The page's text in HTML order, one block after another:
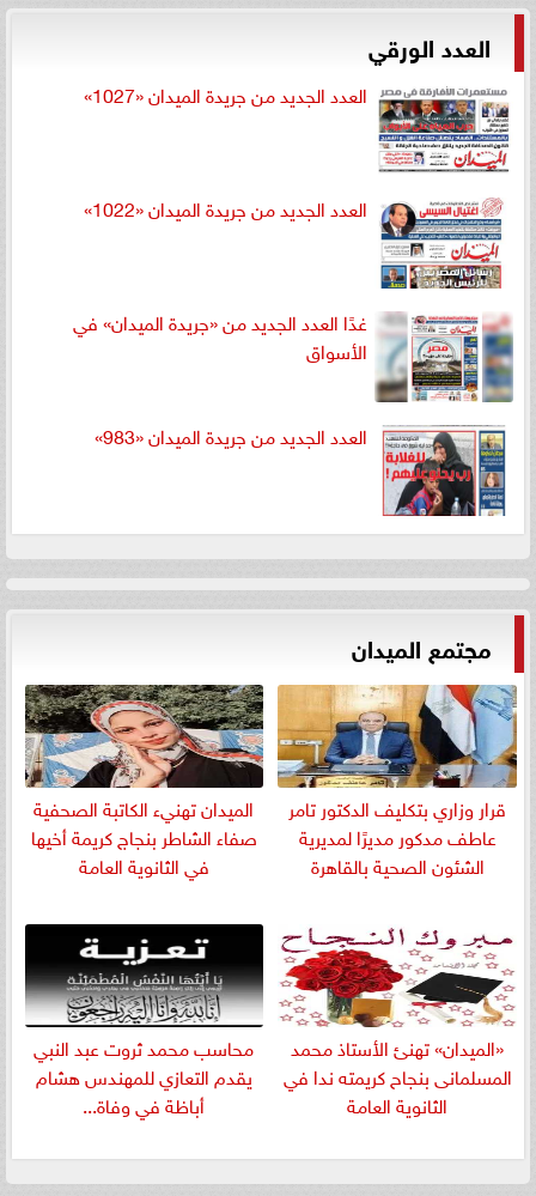
العدد الورقي
العدد الجديد من جريدة الميدان «1027»
العدد الجديد من جريدة الميدان «1022»
غدًا العدد الجديد من «جريدة الميدان» في
الأسواق
العدد الجديد من جريدة الميدان «983»
مجتمع الميدان
قرار وزاري بتكليف الدكتور تامر
عاطف مدكور مديرًا لمديرية
الشئون الصحية بالقاهرة
الميدان تهنيء الكاتبة الصحفية
صفاء الشاطر بنجاج كريمة أخيها
في الثانوية العامة
«الميدان» تهنئ الأستاذ محمد
المسلمانى بنجاح كريمته ندا في
الثانوية العامة
​محاسب محمد ثروت عبد النبي
يقدم التعازي للمهندس هشام
أباظة في وفاة...